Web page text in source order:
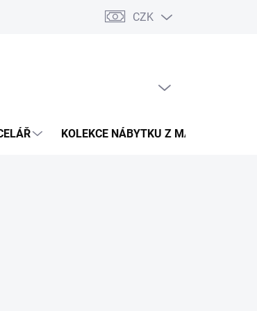
ochrany osobních údajů Pojištění zásilky
CZK
KOLEKCE NÁBYTKU Z MASIVU